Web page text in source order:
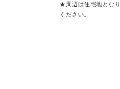
★周辺は住宅地とな
ください。